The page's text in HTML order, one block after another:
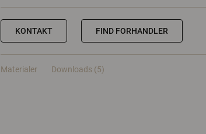
KONTAKT FIND FORHANDLER
Materialer Downloads (5)